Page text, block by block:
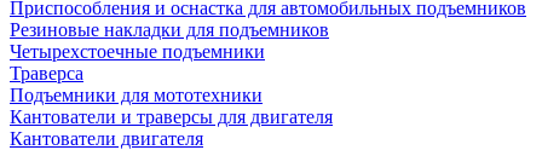
Приспособления и оснастка для автомобильных подъемников
Резиновые накладки для подъемников
Четырехстоечные подъемники
Траверса
Подъемники для мототехники
Кантователи и траверсы для двигателя
Кантователи двигателя